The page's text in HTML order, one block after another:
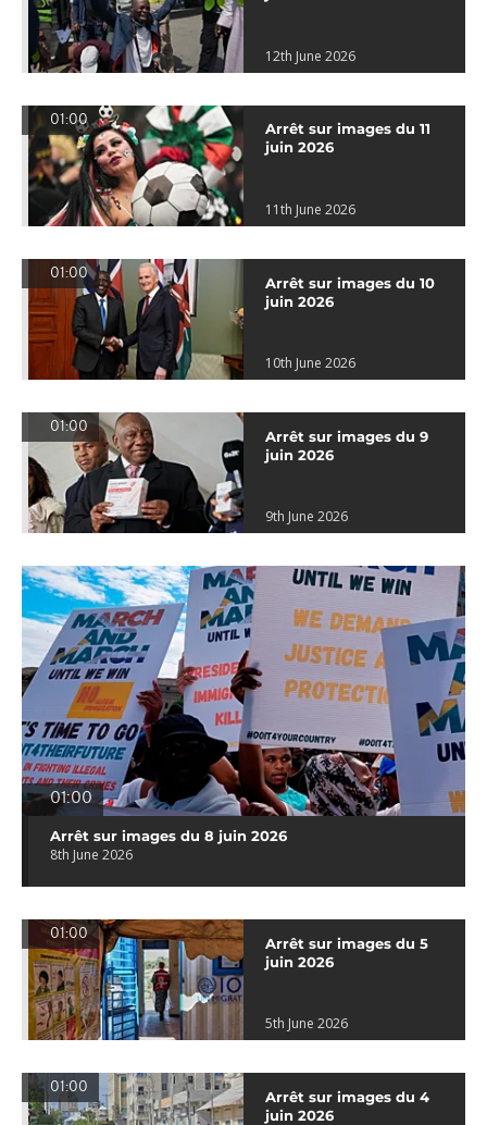
12th June 2026
01:00
Arrêt sur images du 11
juin 2026
11th June 2026
01:00
Arrêt sur images du 10
juin 2026
10th June 2026
01:00
Arrêt sur images du 9
juin 2026
9th June 2026
01:00
Arrêt sur images du 8 juin 2026
8th June 2026
01:00
Arrêt sur images du 5
juin 2026
5th June 2026
01:00
Arrêt sur images du 4
juin 2026